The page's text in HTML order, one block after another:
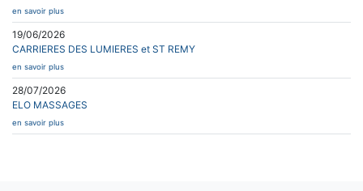
en savoir plus
19/06/2026
CARRIERES DES LUMIERES et ST REMY
en savoir plus
28/07/2026
ELO MASSAGES
en savoir plus